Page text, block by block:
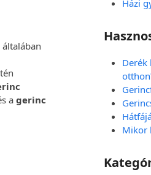
agerinc
Házi
Derék
Mikor